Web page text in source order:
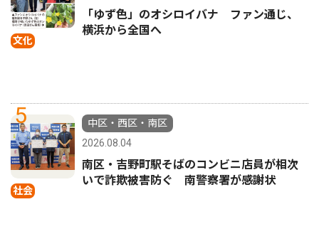
文化
「ゆず色」のオシロイバナ ファン通じ、
横浜から全国へ
5
社会
中区・西区・南区
2026.08.04
南区・吉野町駅そばのコンビニ店員が相次
いで詐欺被害防ぐ 南警察署が感謝状